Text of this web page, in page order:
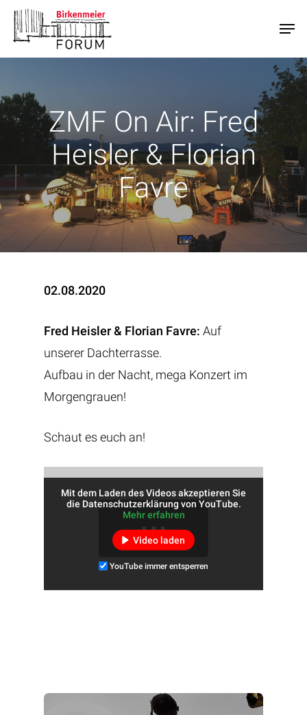
Skip
ZMF On Air: Fred
Heisler & Florian
Favre
02.08.2020
Fred Heisler & Florian Favre: Auf
unserer Dachterrasse.
Aufbau in der Nacht, mega Konzert im
Morgengrauen!
Schaut es euch an!
Mit dem Laden des Videos akzeptieren Sie
die Datenschutzerklärung von YouTube.
Mehr erfahren
Video laden
YouTube immer entsperren